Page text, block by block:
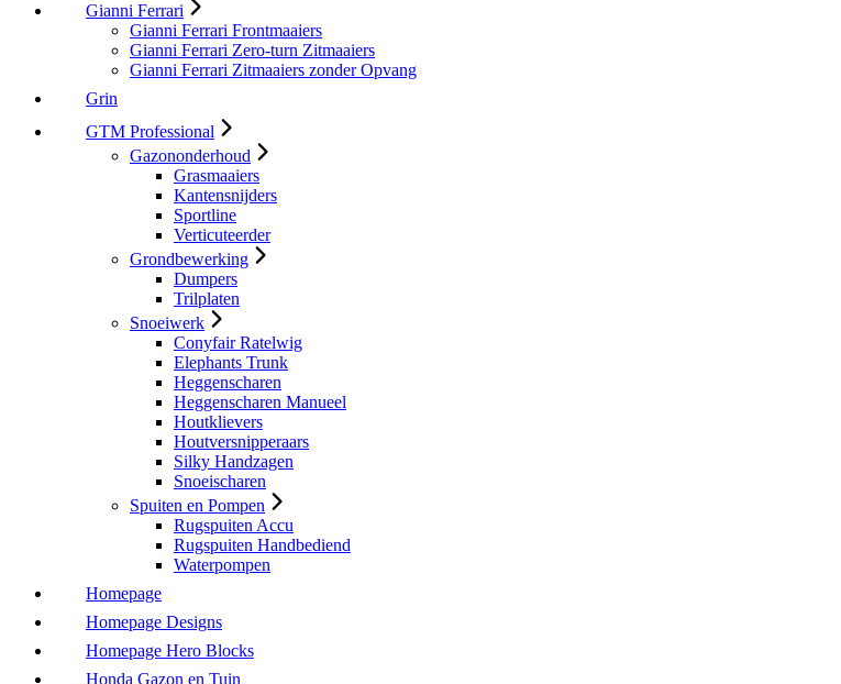
Gianni Ferrari
Gianni Ferrari Frontmaaiers
Gianni Ferrari Zero-turn Zitmaaiers
Gianni Ferrari Zitmaaiers zonder Opvang
Grin
GTM Professional
Gazononderhoud
Grasmaaiers
Kantensnijders
Sportline
Verticuteerder
Grondbewerking
Dumpers
Trilplaten
Snoeiwerk
Conyfair Ratelwig
Elephants Trunk
Heggenscharen
Heggenscharen Manueel
Houtklievers
Houtversnipperaars
Silky Handzagen
Snoeischaren
Spuiten en Pompen
Rugspuiten Accu
Rugspuiten Handbediend
Waterpompen
Homepage
Homepage Designs
Homepage Hero Blocks
Honda Gazon en Tuin